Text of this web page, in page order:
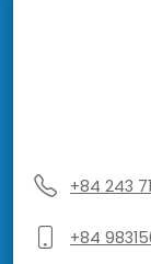
+84 243
+84